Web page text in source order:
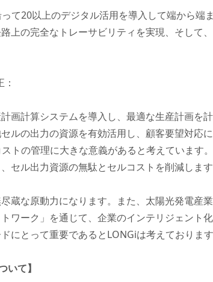
て20以上のデジタル活用を導入して端から端
上の完全なトレーサビリティを実現、そして
画計算システムを導入し、最適な生産計画を
ルの出力の資源を有効活用し、顧客要望対応
トの管理に大きな意義があると考えています
ル出力資源の無駄とセルコストを削減します
蔵な原動力になります。また、太陽光発電産
ワーク」を通じて、企業のインテリジェント
とって重要であるとLONGiは考えております
て】